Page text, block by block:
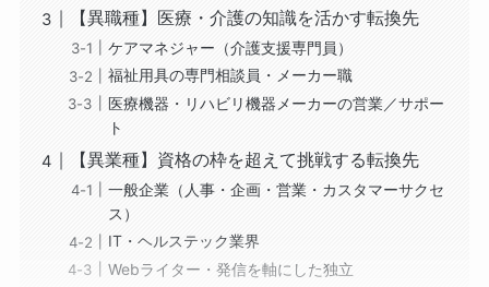
【異職種】医療・介護の知識を活かす転換先
ケアマネジャー（介護支援専門員）
福祉用具の専門相談員・メーカー職
医療機器・リハビリ機器メーカーの営業／サポー
ト
【異業種】資格の枠を超えて挑戦する転換先
一般企業（人事・企画・営業・カスタマーサクセ
ス）
IT・ヘルステック業界
Webライター・発信を軸にした独立